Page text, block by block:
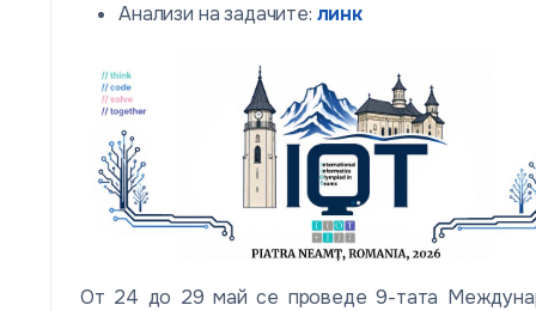
Анализи на задачите: линк
От 24 до 29 май се проведе 9-тата